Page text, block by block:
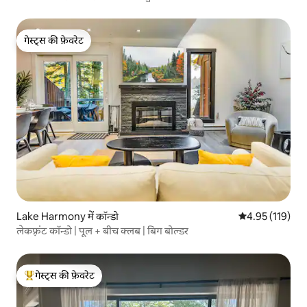
गेस्ट्स की फ़ेवरेट
गेस्ट्स की फ़ेवरेट
Lake Harmony में कॉन्डो औसत रेटिंग 5 में से
4.95 (119)
लेकफ़्रंट कॉन्डो | पूल + बीच क्लब | बिग बोल्डर
गेस्ट्स का टॉप फ़ेवरेट
गेस्ट्स की फ़ेवरेट